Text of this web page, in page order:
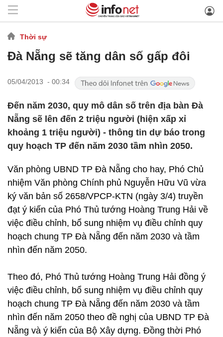
Thời sự
Đà Nẵng sẽ tăng dân số gấp đôi
05/04/2013 - 00:34
Đến năm 2030, quy mô dân số trên địa bàn Đà
Nẵng sẽ lên đến 2 triệu người (hiện xấp xỉ
khoảng 1 triệu người) - thông tin dự báo trong
quy hoạch TP đến năm 2030 tầm nhìn 2050.
Văn phòng UBND TP Đà Nẵng cho hay, Phó Chủ
nhiệm Văn phòng Chính phủ Nguyễn Hữu Vũ vừa
ký văn bản số 2658/VPCP-KTN (ngày 3/4) truyền
đạt ý kiến của Phó Thủ tướng Hoàng Trung Hải về
việc điều chỉnh, bổ sung nhiệm vụ điều chỉnh quy
hoạch chung TP Đà Nẵng đến năm 2030 và tầm
nhìn đến năm 2050.
Theo đó, Phó Thủ tướng Hoàng Trung Hải đồng ý
việc điều chỉnh, bổ sung nhiệm vụ điều chỉnh quy
hoạch chung TP Đà Nẵng đến năm 2030 và tầm
nhìn đến năm 2050 theo đề nghị của UBND TP Đà
Nẵng và ý kiến của Bộ Xây dựng. Đồng thời Phó